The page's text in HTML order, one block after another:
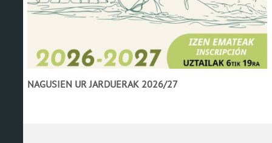
NAGUSIEN UR JARDUERAK 2026/27